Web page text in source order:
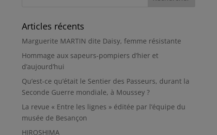
Articles récents
Marguerite MARTIN dite Daisy, femme résistante
Hommage aux sapeurs-pompiers d’hier et
d’aujourd’hui
Qu’est-ce qu’était le Sentier des Passeurs, durant la
Seconde Guerre mondiale, à Moussey ?
La revue « Entre les lignes » éditée par l’équipe du
musée de Besançon
HIROSHIMA